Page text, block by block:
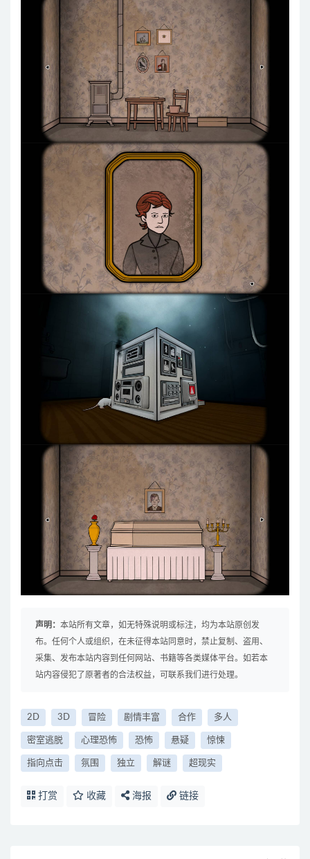
声明： 本站所有文章，如无特殊说明或标注，均为本站原创发
布。任何个人或组织，在未征得本站同意时，禁止复制、盗用、
采集、发布本站内容到任何网站、书籍等各类媒体平台。如若本
站内容侵犯了原著者的合法权益，可联系我们进行处理。
2D 3D 冒险 剧情丰富 合作 多人
密室逃脱 心理恐怖 恐怖 悬疑 惊悚
指向点击 氛围 独立 解谜 超现实
打赏 收藏 海报 链接